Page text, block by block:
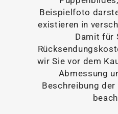
Beispielfoto
existieren in
Damit für
wir Sie vor dem
Abmessung
Beschreibung der